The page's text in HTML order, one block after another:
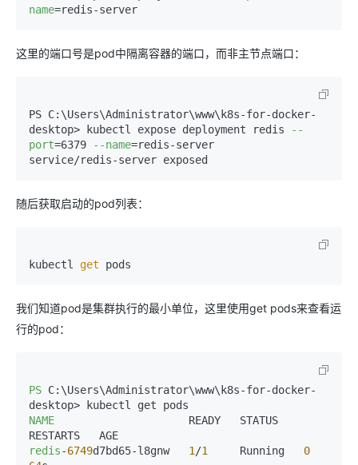
name=redis-server
这里的端口号是pod中隔离容器的端口，而非主节点端口：
PS C:\Users\Administrator\www\k8s-for-docker-
desktop> kubectl expose deployment redis
--
port=6379 --name=redis-server
service/redis-server exposed
随后获取启动的pod列表：
kubectl get pods
我们知道pod是集群执行的最小单位，这里使用get pods来查看运
行的pod：
PS C:\Users\Administrator\www\k8s-for-docker-
NAME
                     READY   STATUS
redis-6749d7bd65-l8gnw 1 /1
     Running
0